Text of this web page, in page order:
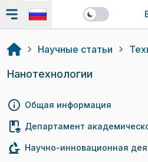
Общая информация
Департамент
Научно-инновационная
Научные статьи
Нанотехнологии